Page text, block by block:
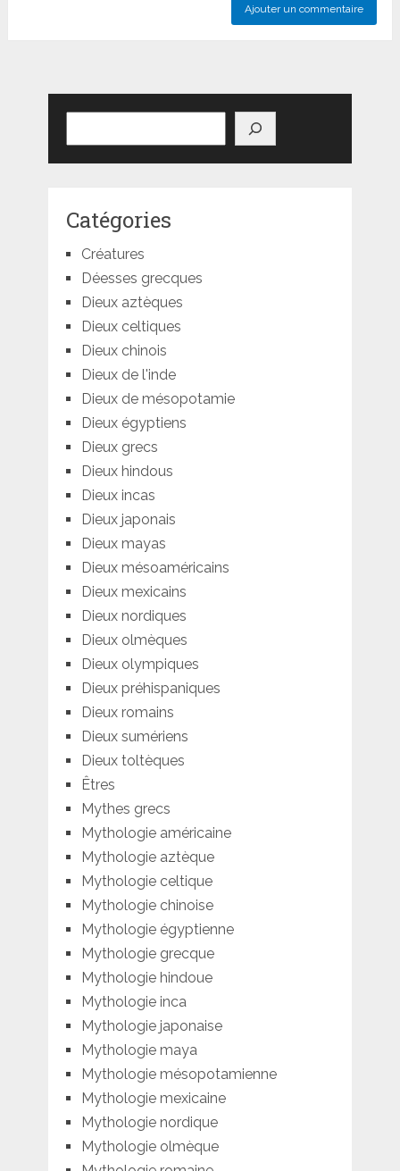
Catégories
Créatures
Déesses grecques
Dieux aztèques
Dieux celtiques
Dieux chinois
Dieux de l'inde
Dieux de mésopotamie
Dieux égyptiens
Dieux grecs
Dieux hindous
Dieux incas
Dieux japonais
Dieux mayas
Dieux mésoaméricains
Dieux mexicains
Dieux nordiques
Dieux olmèques
Dieux olympiques
Dieux préhispaniques
Dieux romains
Dieux sumériens
Dieux toltèques
Êtres
Mythes grecs
Mythologie américaine
Mythologie aztèque
Mythologie celtique
Mythologie chinoise
Mythologie égyptienne
Mythologie grecque
Mythologie hindoue
Mythologie inca
Mythologie japonaise
Mythologie maya
Mythologie mésopotamienne
Mythologie mexicaine
Mythologie nordique
Mythologie olmèque